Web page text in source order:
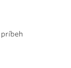
príbeh